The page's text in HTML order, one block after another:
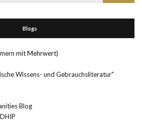
Blogs
mit Mehrwert)
Wissens- und Gebrauchsliteratur"
Blog